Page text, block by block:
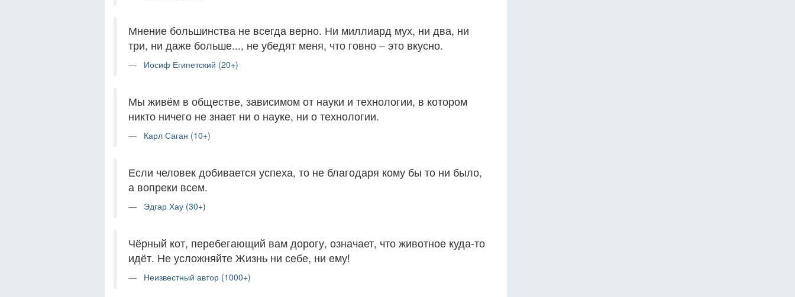
Мнение большинства не всегда верно. Ни миллиард мух, ни два, ни
три, ни даже больше..., не убедят меня, что говно – это вкусно.
Иосиф Египетский (20+)
Мы живём в обществе, зависимом от науки и технологии, в котором
никто ничего не знает ни о науке, ни о технологии.
Карл Саган (10+)
Если человек добивается успеха, то не благодаря кому бы то ни было,
а вопреки всем.
Эдгар Хау (30+)
Чёрный кот, перебегающий вам дорогу, означает, что животное куда-то
идёт. Не усложняйте Жизнь ни себе, ни ему!
Неизвестный автор (1000+)